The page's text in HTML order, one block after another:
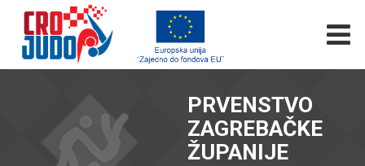
PRVENSTVO
ZAGREBAČKE
ŽUPANIJE